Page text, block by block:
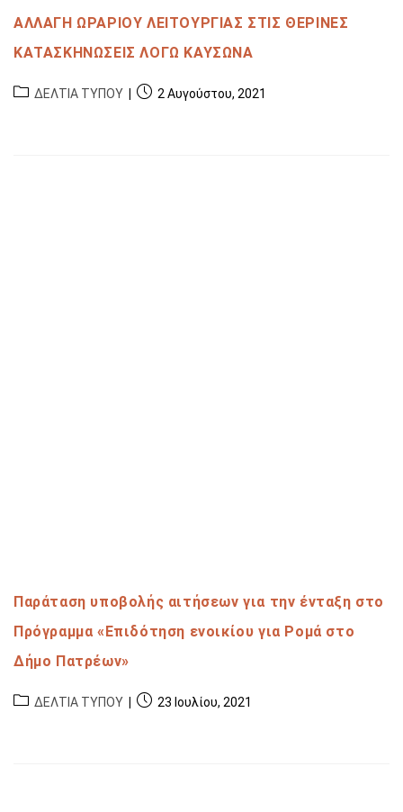
ΑΛΛΑΓΗ ΩΡΑΡΙΟΥ ΛΕΙΤΟΥΡΓΙΑΣ ΣΤΙΣ ΘΕΡΙΝΕΣ
ΚΑΤΑΣΚΗΝΩΣΕΙΣ ΛΟΓΩ ΚΑΥΣΩΝΑ
ΔΕΛΤΙΑ ΤΥΠΟΥ 2 Αυγούστου, 2021
Παράταση υποβολής αιτήσεων για την ένταξη στο
Πρόγραμμα «Επιδότηση ενοικίου για Ρομά στο
Δήμο Πατρέων»
ΔΕΛΤΙΑ ΤΥΠΟΥ 23 Ιουλίου, 2021